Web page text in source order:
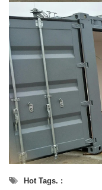
Hot Tags. :